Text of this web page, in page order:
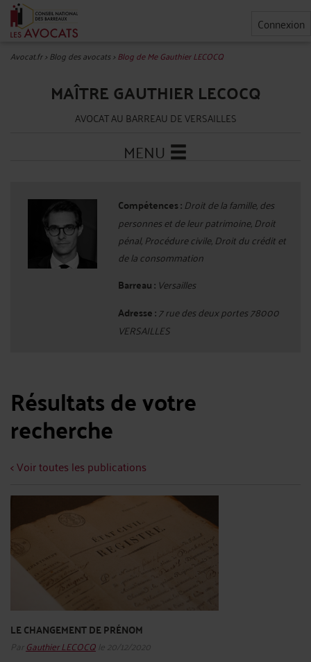
Connexion
Avocat.fr>Blog des avocats>Blog de Me Gauthier LECOCQ
MAÎTRE GAUTHIER LECOCQ
AVOCAT AU BARREAU DE VERSAILLES
MENU
Compétences : Droit de la famille, des
personnes et de leur patrimoine, Droit
pénal, Procédure civile, Droit du crédit et
de la consommation
Barreau : Versailles
Adresse :7 rue des deux portes 78000
VERSAILLES
Résultats de votre
recherche
< Voir toutes les publications
LE CHANGEMENT DE PRÉNOM
Par Gauthier LECOCQ le 20/12/2020